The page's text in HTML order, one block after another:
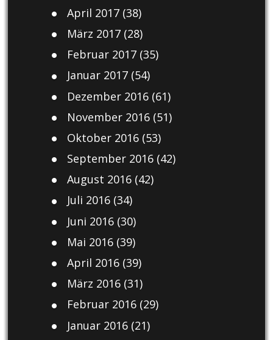
April 2017(38)
März 2017(28)
Februar 2017(35)
Januar 2017(54)
Dezember 2016(61)
November 2016(51)
Oktober 2016(53)
September 2016(42)
August 2016(42)
Juli 2016(34)
Juni 2016(30)
Mai 2016(39)
April 2016(39)
März 2016(31)
Februar 2016(29)
Januar 2016(21)